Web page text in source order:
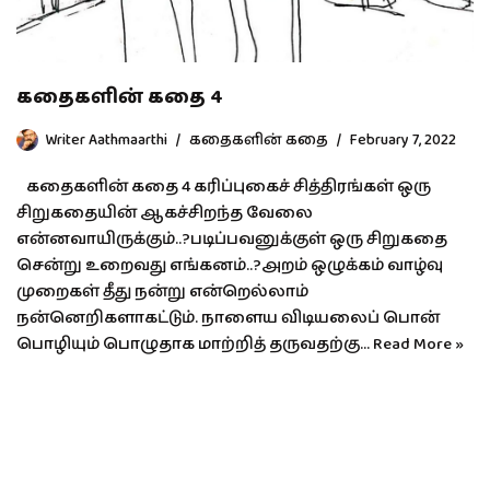
கதைகளின் கதை 4
Writer Aathmaarthi கதைகளின் கதை February 7, 2022
கதைகளின் கதை 4 கரிப்புகைச் சித்திரங்கள் ஒரு
சிறுகதையின் ஆகச்சிறந்த வேலை
என்னவாயிருக்கும்..?படிப்பவனுக்குள் ஒரு சிறுகதை
சென்று உறைவது எங்கனம்..?அறம் ஒழுக்கம் வாழ்வு
முறைகள் தீது நன்று என்றெல்லாம்
நன்னெறிகளாகட்டும். நாளைய விடியலைப் பொன்
பொழியும் பொழுதாக மாற்றித் தருவதற்கு…Read More »